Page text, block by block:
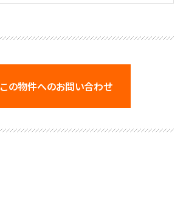
この物件へのお問い合わせ